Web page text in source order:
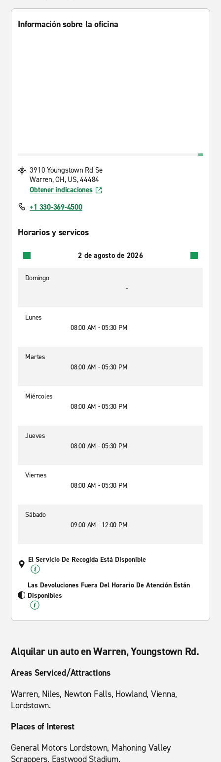
Información sobre la oficina
3910 Youngstown Rd Se
Warren, OH, US, 44484
Obtener indicaciones
+1 330-369-4500
Horarios y servicos
2 de agosto de 2026
Domingo
-
Lunes
08:00 AM - 05:30 PM
Martes
08:00 AM - 05:30 PM
Miércoles
08:00 AM - 05:30 PM
Jueves
08:00 AM - 05:30 PM
Viernes
08:00 AM - 05:30 PM
Sábado
09:00 AM - 12:00 PM
El Servicio De Recogida Está Disponible
Las Devoluciones Fuera Del Horario De Atención Están
Disponibles
Alquilar un auto en Warren, Youngstown Rd.
Areas Serviced/Attractions
Warren, Niles, Newton Falls, Howland, Vienna,
Lordstown.
Places of Interest
General Motors Lordstown, Mahoning Valley
Scrappers, Eastwood Stadium.